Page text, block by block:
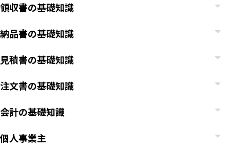
領収書の基礎知識
納品書の基礎知識
見積書の基礎知識
注文書の基礎知識
会計の基礎知識
個人事業主